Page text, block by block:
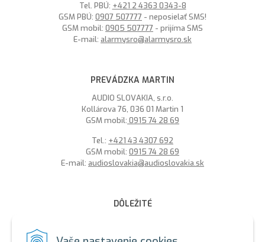
Tel. PBÚ: +421 2 4363 0343-8
GSM PBÚ: 0907 507777 - neposielať SMS!
GSM mobil: 0905 507777 - prijíma SMS
E-mail: alarmysro@alarmysro.sk
PREVÁDZKA MARTIN
AUDIO SLOVAKIA, s.r.o.
Kollárova 76, 036 01 Martin 1
GSM mobil: 0915 74 28 69
Tel.: +421 43 4307 692
GSM mobil: 0915 74 28 69
E-mail: audioslovakia@audioslovakia.sk
DÔLEŽITÉ